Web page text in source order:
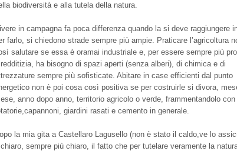
biodiversità e alla tutela della natura.
in campagna fa poca differenza quando la si deve raggiungere
farlo, si chiedono strade sempre più ampie. Praticare l’agricoltura
salutare se essa è oramai industriale e, per essere sempre più
ha bisogno di spazi aperti (senza alberi), di chimica e di
sempre più sofisticate. Abitare in case efficienti dal punto
non è poi cosa così positiva se per costruirle si divora,
anno dopo anno, territorio agricolo o verde, frammentandolo con
giardini rasati e cemento in generale.
la mia gita a Castellaro Lagusello (non è stato il caldo,ve lo
sempre più chiaro, il fatto che per tutelare veramente la